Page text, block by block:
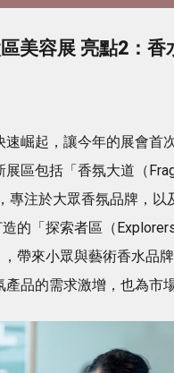
美容展 亮點2：香
速崛起，讓今年的展會首
展區包括「香氛大道（
專注於大眾香氛品牌，以
的「探索者區（
帶來小眾與藝術香水品
產品的需求激增，也為市